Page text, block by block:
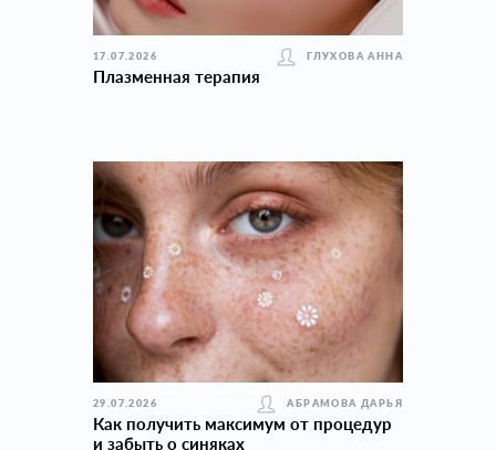
17.07.2026 ГЛУХОВА АННА
Плазменная терапия
29.07.2026 АБРАМОВА ДАРЬЯ
Как получить максимум от процедур
и забыть о синяках